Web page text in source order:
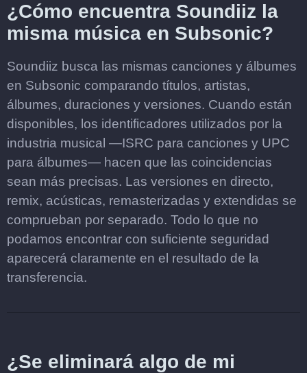
¿Cómo encuentra Soundiiz la
misma música en Subsonic?
Soundiiz busca las mismas canciones y álbumes
en Subsonic comparando títulos, artistas,
álbumes, duraciones y versiones. Cuando están
disponibles, los identificadores utilizados por la
industria musical —ISRC para canciones y UPC
para álbumes— hacen que las coincidencias
sean más precisas. Las versiones en directo,
remix, acústicas, remasterizadas y extendidas se
comprueban por separado. Todo lo que no
podamos encontrar con suficiente seguridad
aparecerá claramente en el resultado de la
transferencia.
¿Se eliminará algo de mi